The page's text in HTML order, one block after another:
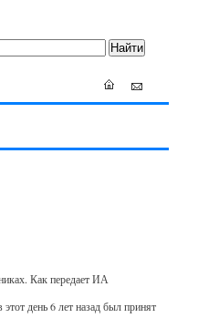
Как передает ИА
день 6 лет назад был принят